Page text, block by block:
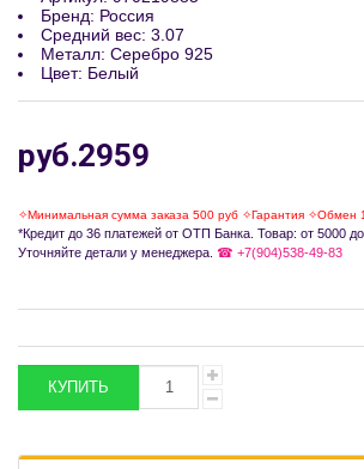
Бренд: Россия
Средний вес: 3.07
Металл: Серебро 925
Цвет: Белый
руб.2959
✧Минимальная сумма заказа 500 руб ✧Гарантия ✧Обмен
*Кредит до 36 платежей от ОТП Банка. Товар: от 5000
Уточняйте детали у менеджера. ☎ +7(904)538-49-83